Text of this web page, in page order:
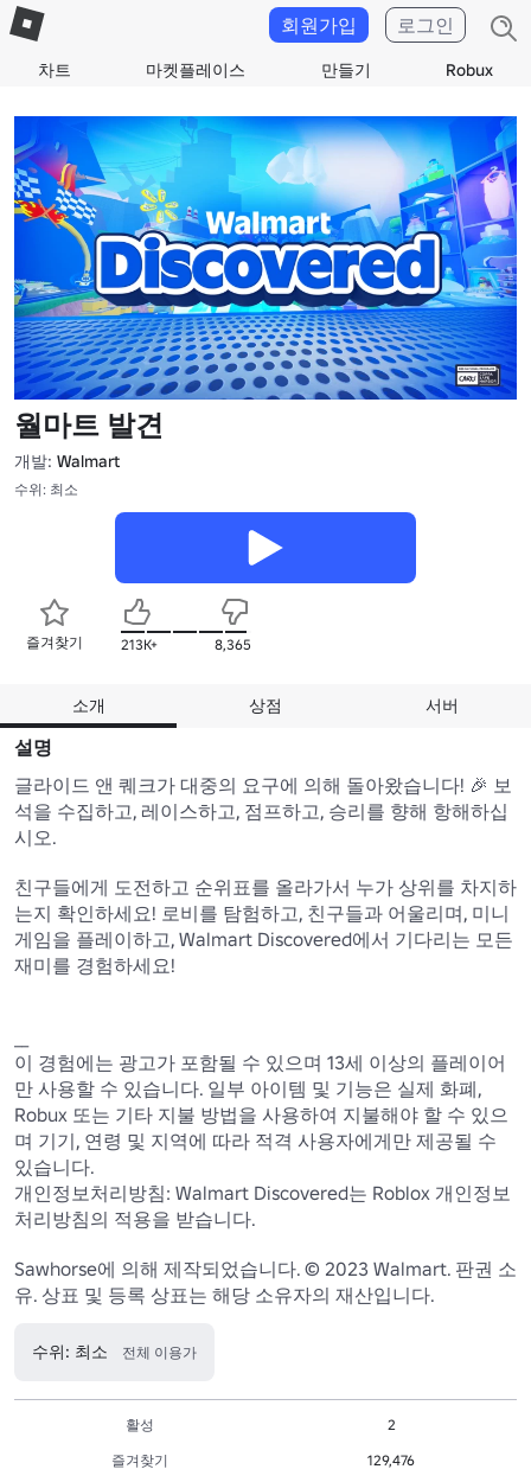
차트 마켓플레이스 만들기 Robux
회원가입 로그인
월마트 발견
개발: Walmart
수위: 최소
즐겨찾기 213K+ 8,365
소개 상점 서버
설명
글라이드 앤 퀘크가 대중의 요구에 의해 돌아왔습니다! 🎉 보
석을 수집하고, 레이스하고, 점프하고, 승리를 향해 항해하십
시오.
친구들에게 도전하고 순위표를 올라가서 누가 상위를 차지하
는지 확인하세요! 로비를 탐험하고, 친구들과 어울리며, 미니
게임을 플레이하고, Walmart Discovered에서 기다리는 모든
재미를 경험하세요!
이 경험에는 광고가 포함될 수 있으며 13세 이상의 플레이어
만 사용할 수 있습니다. 일부 아이템 및 기능은 실제 화폐,
Robux 또는 기타 지불 방법을 사용하여 지불해야 할 수 있으
며 기기, 연령 및 지역에 따라 적격 사용자에게만 제공될 수
있습니다.
개인정보처리방침: Walmart Discovered는 Roblox 개인정보
처리방침의 적용을 받습니다.
Sawhorse에 의해 제작되었습니다. © 2023 Walmart. 판권 소
유. 상표 및 등록 상표는 해당 소유자의 재산입니다.
수위: 최소 전체 이용가
활성
2
즐겨찾기
129,476